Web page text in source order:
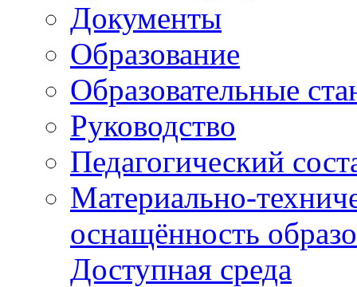
Документы
Образование
Образовательные
Руководство
Педагогический
Материально-
оснащённость
Доступная среда